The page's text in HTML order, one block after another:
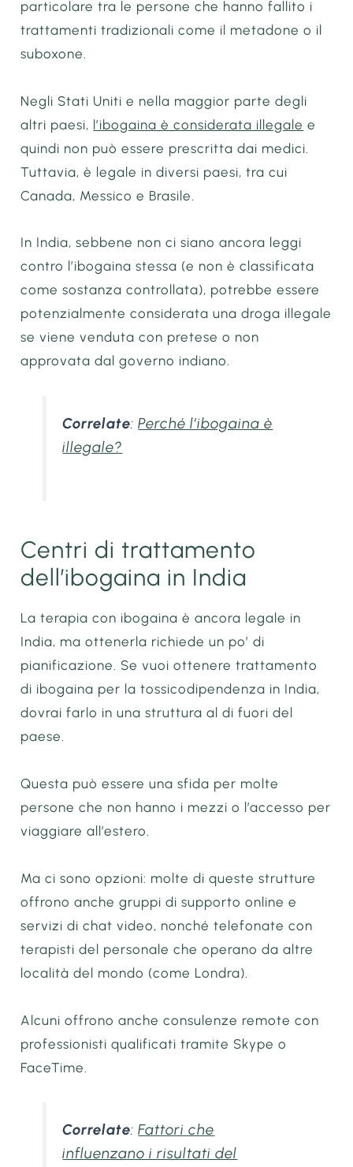
particolare tra le persone che hanno fallito i
trattamenti tradizionali come il metadone o il
suboxone.
Negli Stati Uniti e nella maggior parte degli
altri paesi, l’ibogaina è considerata illegale e
quindi non può essere prescritta dai medici.
Tuttavia, è legale in diversi paesi, tra cui
Canada, Messico e Brasile.
In India, sebbene non ci siano ancora leggi
contro l’ibogaina stessa (e non è classificata
come sostanza controllata), potrebbe essere
potenzialmente considerata una droga illegale
se viene venduta con pretese o non
approvata dal governo indiano.
Correlate:Perché l’ibogaina è
illegale?
Centri di trattamento
dell’ibogaina in India
La terapia con ibogaina è ancora legale in
India, ma ottenerla richiede un po’ di
pianificazione. Se vuoi ottenere trattamento
di ibogaina per la tossicodipendenza in India,
dovrai farlo in una struttura al di fuori del
paese.
Questa può essere una sfida per molte
persone che non hanno i mezzi o l’accesso per
viaggiare all’estero.
Ma ci sono opzioni: molte di queste strutture
offrono anche gruppi di supporto online e
servizi di chat video, nonché telefonate con
terapisti del personale che operano da altre
località del mondo (come Londra).
Alcuni offrono anche consulenze remote con
professionisti qualificati tramite Skype o
FaceTime.
Correlate:Fattori che
influenzano i risultati del